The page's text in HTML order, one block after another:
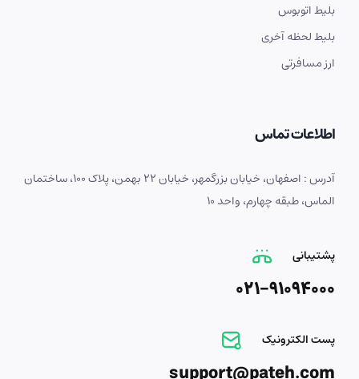
بلیط اتوبوس
بلیط لحظه آخری
ارز مسافرتی
اطلاعات تماس
آدرس : اصفهان، خیابان بزرگمهر، خیابان 22 بهمن، پلاک 100، ساختمان
الماس، طبقه چهارم، واحد 10
پشتیبانی
021-91094000
پست الکترونیک
support@pateh.com